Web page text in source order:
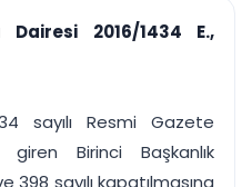
takibi
finansa, hepsi bir arada.
2016/1434 E.,
sayılı Resmi Gazete
giren Birinci Başkanlık
398 sayılı kapatılmasına